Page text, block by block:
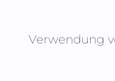
Verwendung